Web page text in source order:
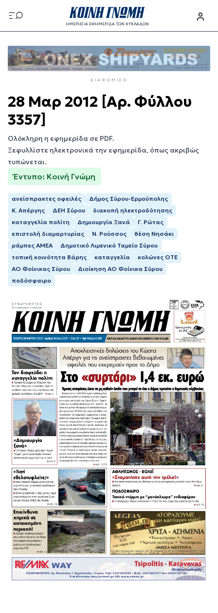
προς
το
περιεχόμενο
ΗΜΕΡΗΣΙΑ ΕΦΗΜΕΡΙΔΑ ΤΩΝ ΚΥΚΛΑΔΩΝ
προς
το
κυρίως
ΔΙΑΦΉΜΙΣΗ
28 Μαρ 2012 [Αρ. Φύλλου
3357]
Ολόκληρη η εφημερίδα σε PDF.
Ξεφυλλίστε ηλεκτρονικά την εφημερίδα, όπως ακριβώς
τυπώνεται.
Έντυπο: Κοινή Γνώμη
ανείσπρακτες οφειλές
Δήμος Σύρου-Ερμούπολης
Κ. Απέργης
ΔΕΗ Σύρου
διακοπή ηλεκτροδότησης
καταγγελία πολίτη
Δημιουργία Ξανά
Γ. Ρώτας
επιστολή διαμαρτυρίας
Ν. Ρούσσος
θέση Νησάκι
ράμπες ΑΜΕΑ
Δημοτικό Λιμενικό Ταμείο Σύρου
τοπική κοινότητα Βάρης
καταγγελία
κολώνες ΟΤΕ
ΑΟ Φοίνικας Σύρου
Διοίκηση ΑΟ Φοίνικα Σύρου
ποδόσφαιρο